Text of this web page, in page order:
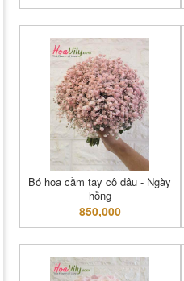
Bó hoa cầm tay cô dâu - Ngày
hồng
850,000